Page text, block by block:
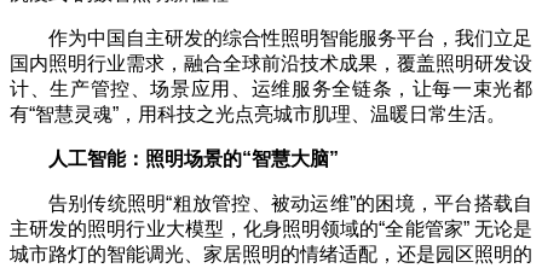
作为中国自主研发的综合性照明智能服务平台，我们立足
国内照明行业需求，融合全球前沿技术成果，覆盖照明研发设
计、生产管控、场景应用、运维服务全链条，让每一束光都
有“智慧灵魂”，用科技之光点亮城市肌理、温暖日常生活。
人工智能：照明场景的“智慧大脑”
告别传统照明“粗放管控、被动运维”的困境，平台搭载自
主研发的照明行业大模型，化身照明领域的“全能管家” 无论是
城市路灯的智能调光、家居照明的情绪适配，还是园区照明的